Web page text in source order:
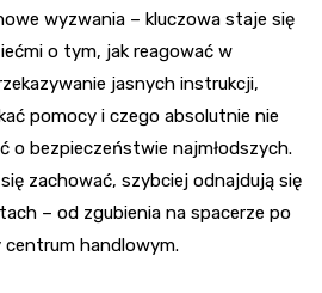
wyzwania – kluczowa staje się
o tym, jak reagować w
jasnych instrukcji,
pomocy i czego absolutnie nie
o bezpieczeństwie najmłodszych.
zachować, szybciej odnajdują się
– od zgubienia na spacerze po
centrum handlowym.